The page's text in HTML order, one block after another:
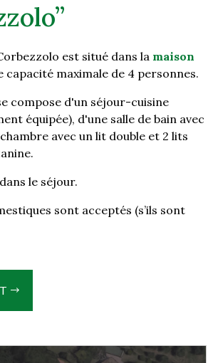
est situé dans la maison
capacité maximale de 4 personnes.
compose d'un séjour-cuisine
équipée), d'une salle de bain avec
avec un lit double et 2 lits
le séjour.
sont acceptés (s’ils sont